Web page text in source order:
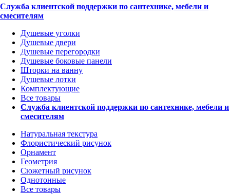
Служба клиентской поддержки по сантехнике, мебели и
смесителям
Душевые уголки
Душевые двери
Душевые перегородки
Душевые боковые панели
Шторки на ванну
Душевые лотки
Комплектующие
Все товары
Служба клиентской поддержки по сантехнике, мебели и
смесителям
Натуральная текстура
Флористический рисунок
Орнамент
Геометрия
Сюжетный рисунок
Однотонные
Все товары